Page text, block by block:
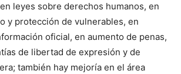
leyes sobre derechos humanos, en
y protección de vulnerables, en
oficial, en aumento de penas,
de libertad de expresión y de
también hay mejoría en el área